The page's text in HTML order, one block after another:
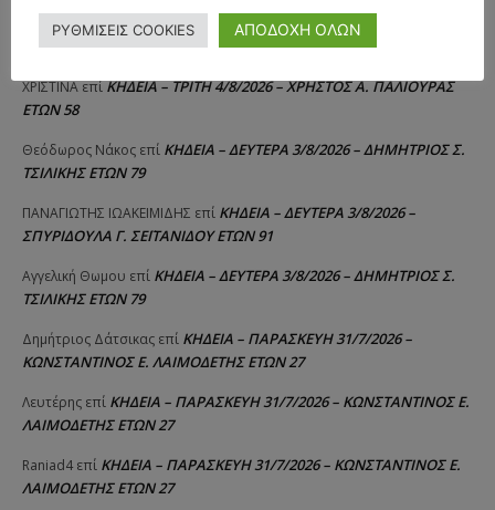
Αλέξανδρος ΣέρβοςεπίΚΗΔΕΙΑ – ΣΑΒΒΑΤΟ 25/7/2026 –
ΧΑΡΑΛΑΜΠΟΣ ΚΑΥΚΙΑΣ ΕΤΩΝ 57
ΧΡΙΣΤΙΝΑ επίΚΗΔΕΙΑ – ΤΡΙΤΗ 4/8/2026 – ΧΡΗΣΤΟΣ Α. ΠΑΛΙΟΥΡΑΣ
ΕΤΩΝ 58
Θεόδωρος Νάκος επί ΚΗΔΕΙΑ – ΔΕΥΤΕΡΑ 3/8/2026 – ΔΗΜΗΤΡΙΟΣ Σ.
ΤΣΙΛΙΚΗΣ ΕΤΩΝ 79
ΠΑΝΑΓΙΩΤΗΣ IΩΑΚΕΙΜΙΔΗΣ επί ΚΗΔΕΙΑ – ΔΕΥΤΕΡΑ 3/8/2026 –
ΣΠΥΡΙΔΟΥΛΑ Γ. ΣΕΪΤΑΝΙΔΟΥ ΕΤΩΝ 91
Αγγελική Θωμου επί ΚΗΔΕΙΑ – ΔΕΥΤΕΡΑ 3/8/2026 – ΔΗΜΗΤΡΙΟΣ Σ.
ΤΣΙΛΙΚΗΣ ΕΤΩΝ 79
Δημήτριος Δάτσικας επί ΚΗΔΕΙΑ – ΠΑΡΑΣΚΕΥΗ 31/7/2026 –
ΚΩΝΣΤΑΝΤΙΝΟΣ Ε. ΛΑΙΜΟΔΕΤΗΣ ΕΤΩΝ 27
Λευτέρης επί ΚΗΔΕΙΑ – ΠΑΡΑΣΚΕΥΗ 31/7/2026 – ΚΩΝΣΤΑΝΤΙΝΟΣ Ε.
ΛΑΙΜΟΔΕΤΗΣ ΕΤΩΝ 27
Raniad4 επί ΚΗΔΕΙΑ – ΠΑΡΑΣΚΕΥΗ 31/7/2026 – ΚΩΝΣΤΑΝΤΙΝΟΣ Ε.
ΛΑΙΜΟΔΕΤΗΣ ΕΤΩΝ 27
ΡΥΘΜΙΣΕΙΣ COOKIES ΑΠΟΔΟΧΗ ΟΛΩΝ